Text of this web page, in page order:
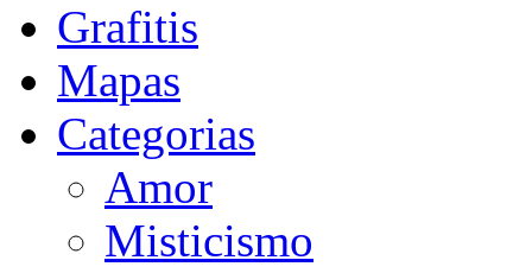
Grafitis
Mapas
Categorias
Amor
Misticismo